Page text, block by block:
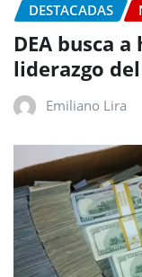
DESTACADAS
DEA busca
liderazgo del
Emiliano Lira